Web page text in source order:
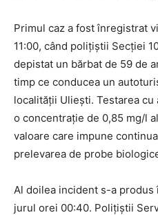
Primul caz a fost înregistrat
11:00, când polițiștii Secției
depistat un bărbat de 59 de
timp ce conducea un
localității Uliești. Testarea
o concentrație de 0,85 mg/l
valoare care impune
prelevarea de probe
Al doilea incident s-a produs
jurul orei 00:40. Polițiștii